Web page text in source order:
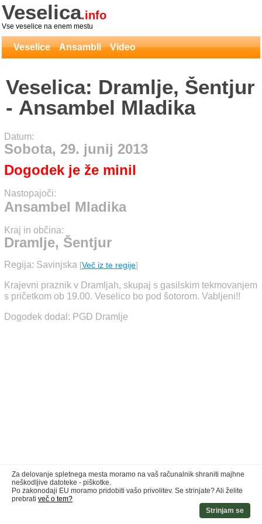
Veselica.info
Vse veselice na enem mestu
Veselice Ansambli Video
Veselica: Dramlje, Šentjur
- Ansambel Mladika
Datum:
Sobota, 29. junij 2013
Dogodek je že minil
Nastopajoči:
Ansambel Mladika
Kraj in občina:
Dramlje, Šentjur
Regija: Savinjska [Več iz te regije]
Krajevni praznik v Dramljah, skupaj s gasilskim tekmovanjem
s pričetkom ob 19.00. Veselico bo pod šotorom. Vabljeni!!
Dogodek dodal: PGD Dramlje
Za delovanje spletnega mesta moramo na vaš računalnik shraniti majhne
neškodljive datoteke - piškotke.
Po zakonodaji EU moramo pridobiti vašo privolitev. Se strinjate? Ali želite
prebrati več o tem?
Strinjam se